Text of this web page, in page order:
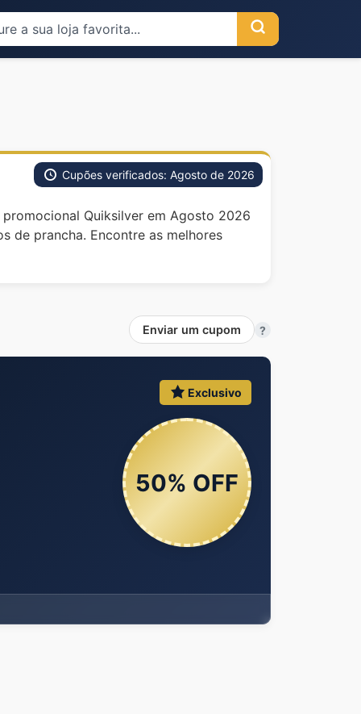
Cupões verificados: Agosto de 2026
Quiksilver em Agosto 2026
de prancha. Encontre as melhores
Enviar um cupom ?
Exclusivo
50% OFF